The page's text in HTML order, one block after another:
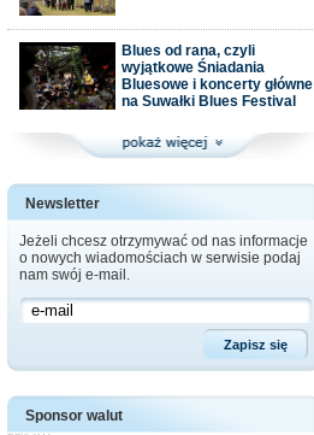
Blues od rana, czyli
wyjątkowe Śniadania
Bluesowe i koncerty główne
na Suwałki Blues Festival
Newsletter
Jeżeli chcesz otrzymywać od nas informacje
o nowych wiadomościach w serwisie podaj
nam swój e-mail.
Sponsor walut